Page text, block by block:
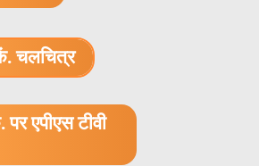
चलचित्र
एपीएस टीवी